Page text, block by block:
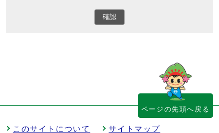
確認
このサイトについて サイトマップ
ページの先頭へ戻る